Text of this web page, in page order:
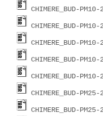
CHIMERE_BUD-
CHIMERE_BUD-
CHIMERE_BUD-
CHIMERE_BUD-
CHIMERE_BUD-
CHIMERE_BUD-
CHIMERE_BUD-